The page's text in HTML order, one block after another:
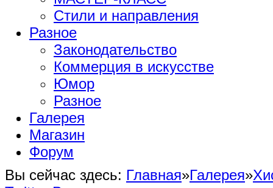
Стили и направления
Разное
Законодательство
Коммерция в искусстве
Юмор
Разное
Галерея
Магазин
Форум
Вы сейчас здесь: Главная»Галерея»